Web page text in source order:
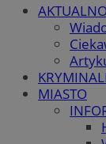
MIASTO